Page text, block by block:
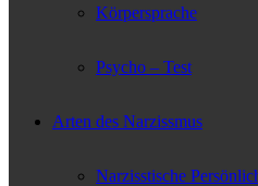
Körpersprache
Psycho – Test
Arten des Narzissmus
Narzisstische